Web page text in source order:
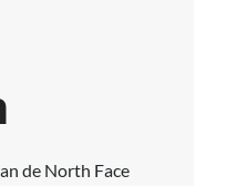
de North Face